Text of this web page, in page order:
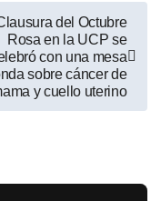
del Octubre
Rosa en la UCP se
con una mesa
sobre cáncer de
y cuello uterino